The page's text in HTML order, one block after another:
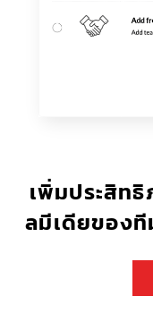
เพิ่มประสิทธิ
ลมีเดียของ